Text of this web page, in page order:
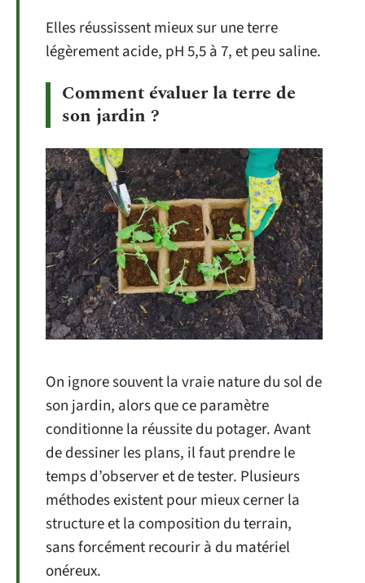
Elles réussissent mieux sur une terre
légèrement acide, pH 5,5 à 7, et peu saline.
Comment évaluer la terre de
son jardin ?
On ignore souvent la vraie nature du sol de
son jardin, alors que ce paramètre
conditionne la réussite du potager. Avant
de dessiner les plans, il faut prendre le
temps d’observer et de tester. Plusieurs
méthodes existent pour mieux cerner la
structure et la composition du terrain,
sans forcément recourir à du matériel
onéreux.